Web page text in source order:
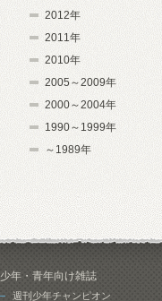
2012年
2011年
2010年
2005～2009年
2000～2004年
1990～1999年
～1989年
少年・青年向け雑誌
週刊少年チャンピオン